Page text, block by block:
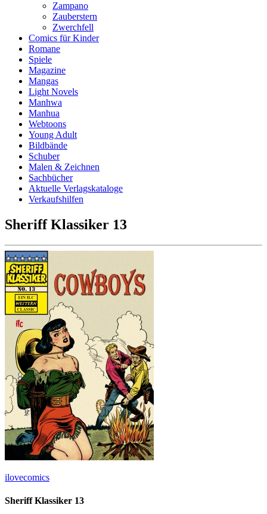
Zampano
Zauberstern
Zwerchfell
Comics für Kinder
Romane
Spiele
Magazine
Mangas
Light Novels
Manhwa
Manhua
Webtoons
Young Adult
Bildbände
Schuber
Malen & Zeichnen
Sachbücher
Aktuelle Verlagskataloge
Verkaufshilfen
Sheriff Klassiker 13
ilovecomics
Sheriff Klassiker 13